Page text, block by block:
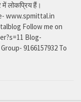
लोकप्रिय हैं।
www.spmittal.in
Follow me on
Blog-
9166157932 To